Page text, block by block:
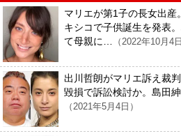
マリエが第1子の長女出産
キシコで子供誕生を発表
て母親に…
（2022年10月4日
出川哲朗がマリエ訴え裁
毀損で訴訟検討か。島田
（2021年5月4日）